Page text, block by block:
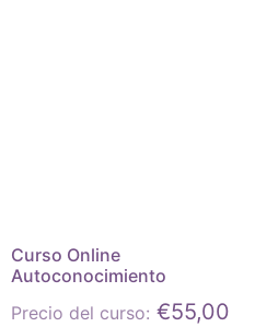
Curso Online
Autoconocimiento
Precio del curso: €55,00